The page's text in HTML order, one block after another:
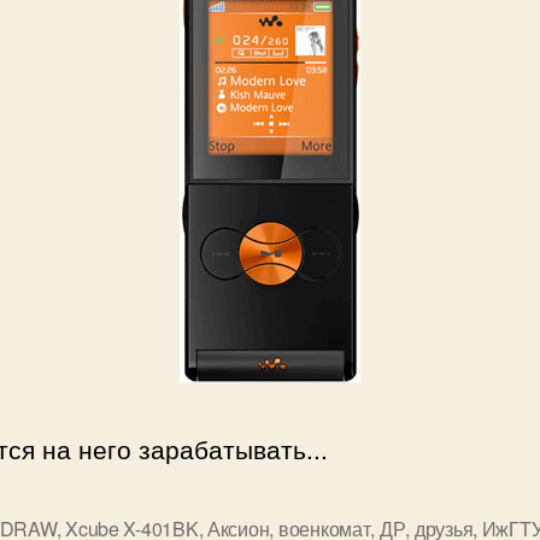
на него зарабатывать...
, Xcube X-401BK,Аксион, военкомат, ДР, друзья,